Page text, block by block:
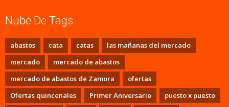
Nube De Tags
abastos cata catas
las mañanas del mercado
mercado
mercado de abastos
mercado de abastos de Zamora
ofertas
Ofertas quincenales
Primer Aniversario
puesto x puesto